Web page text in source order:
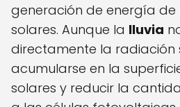
generación de energía de
solares. Aunque la lluvia
directamente la radiación
acumularse en la
solares y reducir la